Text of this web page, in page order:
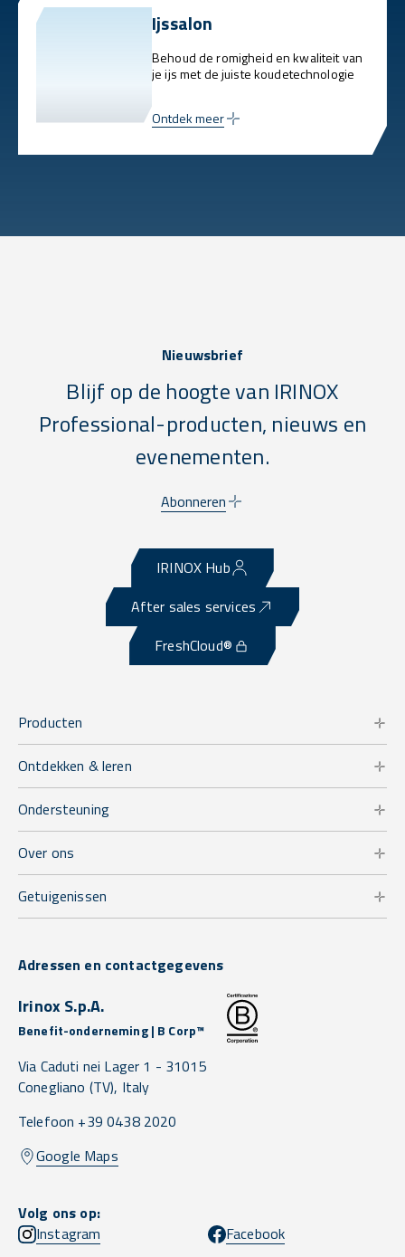
Ijssalon
Behoud de romigheid en kwaliteit van
je ijs met de juiste koudetechnologie
Ontdek meer
Nieuwsbrief
Blijf op de hoogte van IRINOX
Professional-producten, nieuws en
evenementen.
Abonneren
IRINOX Hub
After sales services
FreshCloud®
Producten
Ontdekken & leren
Ondersteuning
Over ons
Getuigenissen
Adressen en contactgegevens
Irinox S.p.A.
Benefit-onderneming | B Corp™
Via Caduti nei Lager 1 - 31015
Conegliano (TV), Italy
Telefoon +39 0438 2020
Google Maps
Volg ons op:
Instagram
Facebook